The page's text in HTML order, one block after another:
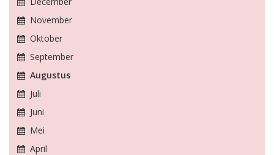
November
Oktober
September
Augustus
Juli
Juni
Mei
April